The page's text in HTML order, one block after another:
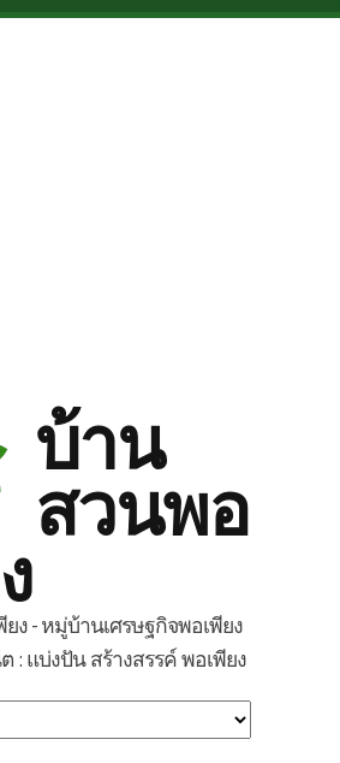
บ้าน
สวนพอ
ง - หมู่บ้านเศรษฐกิจพอเพียง
: แบ่งปัน สร้างสรรค์ พอเพียง